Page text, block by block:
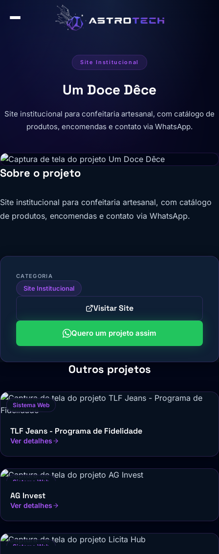
Site Institucional
Um Doce Dêce
Site institucional para confeitaria artesanal, com catálogo de
produtos, encomendas e contato via WhatsApp.
Sobre o projeto
Site institucional para confeitaria artesanal, com catálogo
de produtos, encomendas e contato via WhatsApp.
CATEGORIA
Site Institucional
Visitar Site
Quero um projeto assim
Outros projetos
Sistema Web
TLF Jeans - Programa de Fidelidade
Ver detalhes
Sistema Web
AG Invest
Ver detalhes
Sistema Web